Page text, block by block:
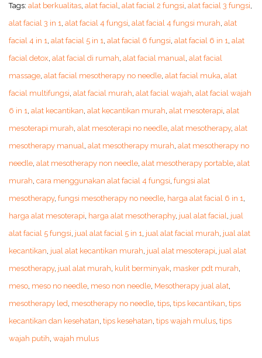
Tags: alat berkualitas alat facial alat facial 2 fungsi alat facial 3 fungsi
alat facial 3 in 1 alat facial 4 fungsi alat facial 4 fungsi murah alat
facial 4 in 1 alat facial 5 in 1 alat facial 6 fungsi alat facial 6 in 1 alat
facial detox alat facial di rumah alat facial manual alat facial
massage alat facial mesotherapy no needle alat facial muka alat
facial multifungsi alat facial murah alat facial wajah alat facial wajah
6 in 1 alat kecantikan alat kecantikan murah alat mesoterapi alat
mesoterapi murah alat mesoterapi no needle alat mesotherapy, alat
mesotherapy manual alat mesotherapy murah alat mesotherapy no
needle alat mesotherapy non needle alat mesotherapy portable alat
murah cara menggunakan alat facial 4 fungsi fungsi alat
mesotherapy, fungsi mesotherapy no needle harga alat facial 6 in 1
harga alat mesoterapi harga alat mesotheraphy, jual alat facial jual
alat facial 5 fungsi jual alat facial 5 in 1 jual alat facial murah jual alat
kecantikan jual alat kecantikan murah jual alat mesoterapi jual alat
mesotherapy, jual alat murah kulit berminyak masker pdt murah
meso meso no needle meso non needle Mesotherapy jual alat
mesotherapy led mesotherapy no needle tips tips kecantikan tips
kecantikan dan kesehatan tips kesehatan tips wajah mulus tips
wajah putih wajah mulus